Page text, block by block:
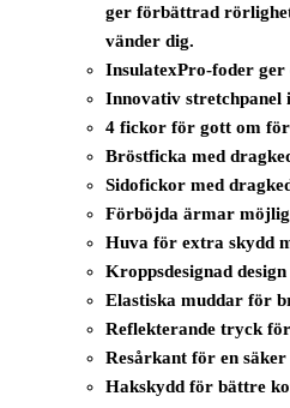
ger förbättrad
vänder dig.
InsulatexPro-foder
Innovativ
4 fickor för gott om
Bröstficka med
Sidofickor med
Förböjda ärmar
Huva för extra skydd
Kroppsdesignad
Elastiska muddar för
Reflekterande tryck
Resårkant för en
Hakskydd för bättre